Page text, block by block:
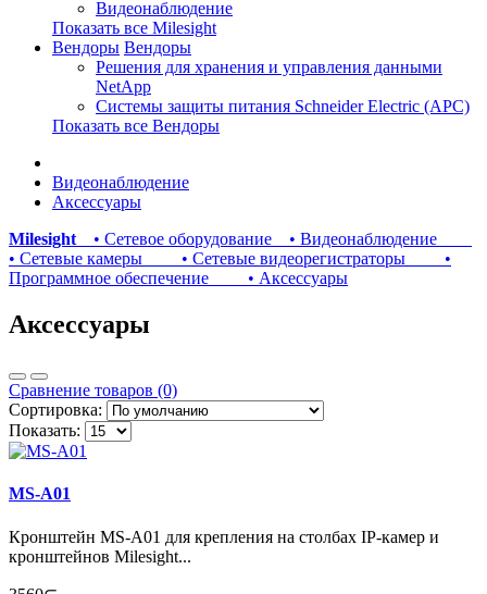
Видеонаблюдение
Показать все Milesight
Вендоры Вендоры
Решения для хранения и управления данными
NetApp
Системы защиты питания Schneider Electric (APC)
Показать все Вендоры
Видеонаблюдение
Аксессуары
Milesight
• Сетевое оборудование
• Видеонаблюдение
• Сетевые камеры
• Сетевые видеорегистраторы
•
Программное обеспечение
• Аксессуары
Аксессуары
Сравнение товаров (0)
Сортировка:
Показать:
MS-A01
Кронштейн MS-A01 для крепления на столбах IP-камер и
кронштейнов Milesight...